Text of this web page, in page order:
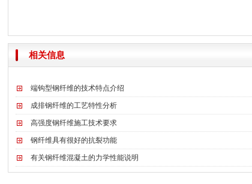
相关信息
端钩型钢纤维的技术特点介绍
成排钢纤维的工艺特性分析
高强度钢纤维施工技术要求
钢纤维具有很好的抗裂功能
有关钢纤维混凝土的力学性能说明